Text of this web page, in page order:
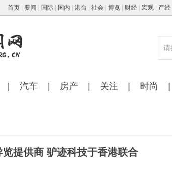
首页| 要闻 国际| 国内 港台 社会| 博览| 财经| 宏观| 产经|
汽车 房产 关注 时尚
提供商 驴迹科技于香港联合